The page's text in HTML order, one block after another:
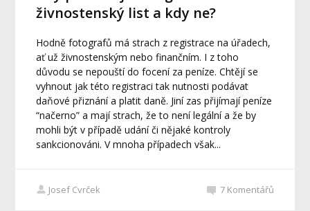
živnostenský list a kdy ne?
Hodně fotografů má strach z registrace na úřadech,
ať už živnostenským nebo finančním. I z toho
důvodu se nepouští do focení za peníze. Chtějí se
vyhnout jak této registraci tak nutnosti podávat
daňové přiznání a platit daně. Jiní zas přijímají peníze
“načerno” a mají strach, že to není legální a že by
mohli být v případě udání či nějaké kontroly
sankcionováni. V mnoha případech však...
Josef Cvrček 7 Komentářů